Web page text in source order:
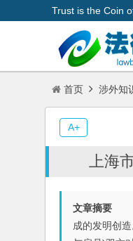
Trust is the Coin
首页 涉外知
上海
文章摘要 第
成的发明创
A+